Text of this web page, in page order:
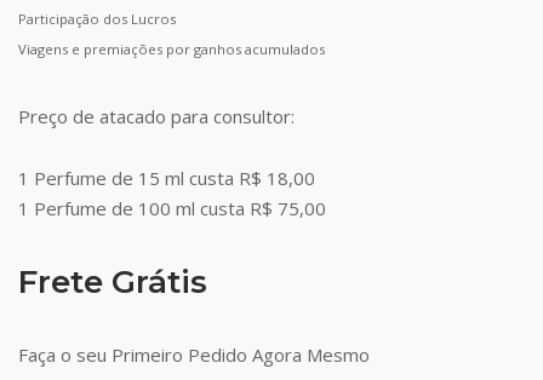
Participação dos Lucros
Viagens e premiações por ganhos acumulados
Preço de atacado para consultor:
1 Perfume de 15 ml custa R$ 18,00
1 Perfume de 100 ml custa R$ 75,00
Frete Grátis
Faça o seu Primeiro Pedido Agora Mesmo